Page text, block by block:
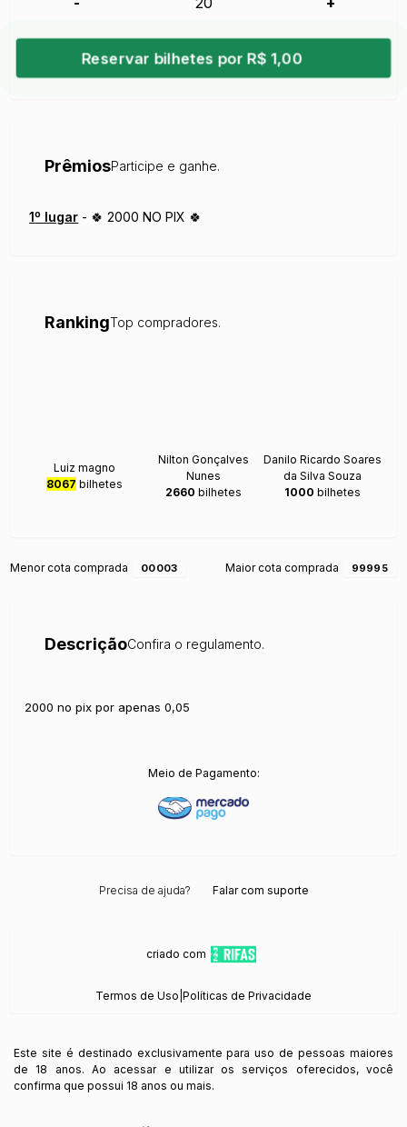
Reservar bilhetes por R$ 1,00
PrêmiosParticipe e ganhe.
1º lugar - 🍀 2000 NO PIX 🍀
RankingTop compradores.
Luiz magno
8067 bilhetes
Nilton Gonçalves
Nunes
2660 bilhetes
Danilo Ricardo Soares
da Silva Souza
1000 bilhetes
Menor cota comprada 00003 Maior cota comprada 99995
DescriçãoConfira o regulamento.
2000 no pix por apenas 0,05
Meio de Pagamento:
Precisa de ajuda? Falar com suporte
criado com
Termos de Uso Políticas de Privacidade
Este site é destinado exclusivamente para uso de pessoas maiores
de 18 anos. Ao acessar e utilizar os serviços oferecidos, você
confirma que possui 18 anos ou mais.